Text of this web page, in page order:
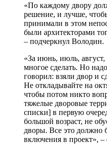
«По каждому двору
решение, и лучше,
принимали в этом
были архитекторами
– подчеркнул Володин.
«За июнь, июль,
многое сделать. Но
говорил: взяли двор и
Не откладывайте на
чтобы потом никто
тяжелые дворовые
списки] в первую
большой возраст, не
дворы. Все это должно
включения в проект», –